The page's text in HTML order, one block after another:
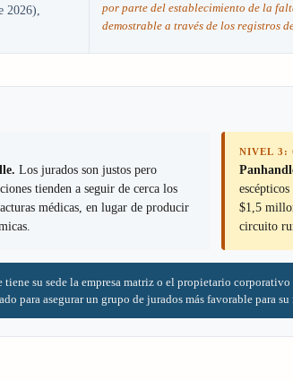
2026),
por parte del establecimiento de la
demostrable a través de los registros
Los jurados son justos pero
tienden a seguir de cerca los
médicas, en lugar de producir
NIVEL 3:
$1,5
circuito
su sede la empresa matriz o el propietario
para asegurar un grupo de jurados más favorable para